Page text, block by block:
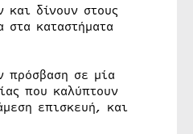
δίνουν στους
καταστήματα
σε μία
που καλύπτουν
επισκευή, και